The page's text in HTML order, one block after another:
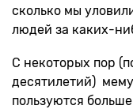
сколько мы
людей за каких-
С некоторых пор
десятилетий)
пользуются